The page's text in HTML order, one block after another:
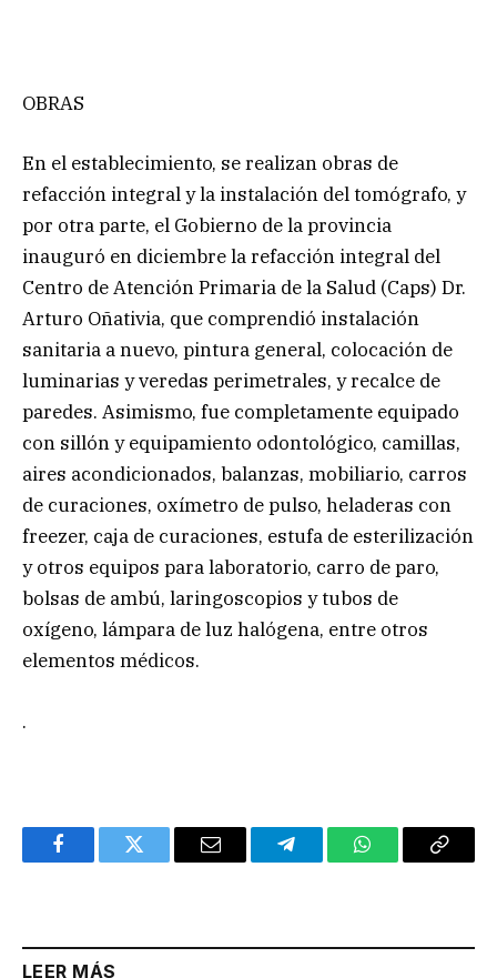
OBRAS
En el establecimiento, se realizan obras de
refacción integral y la instalación del tomógrafo, y
por otra parte, el Gobierno de la provincia
inauguró en diciembre la refacción integral del
Centro de Atención Primaria de la Salud (Caps) Dr.
Arturo Oñativia, que comprendió instalación
sanitaria a nuevo, pintura general, colocación de
luminarias y veredas perimetrales, y recalce de
paredes. Asimismo, fue completamente equipado
con sillón y equipamiento odontológico, camillas,
aires acondicionados, balanzas, mobiliario, carros
de curaciones, oxímetro de pulso, heladeras con
freezer, caja de curaciones, estufa de esterilización
y otros equipos para laboratorio, carro de paro,
bolsas de ambú, laringoscopios y tubos de
oxígeno, lámpara de luz halógena, entre otros
elementos médicos.
.
FacebookTwitter Email TelegramWhatsAppCopy
LEER MÁS